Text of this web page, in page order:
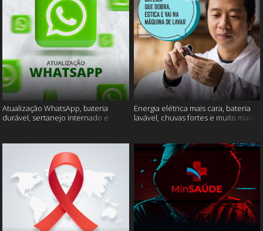
Atualização WhatsApp, bateria
durável, sertanejo internado e
Energia elétrica mais cara, bateria
lavável, chuvas fortes e muito mais